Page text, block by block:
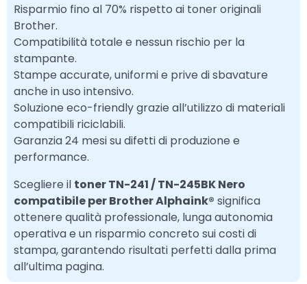
Risparmio fino al 70% rispetto ai toner originali
Brother.
Compatibilità totale e nessun rischio per la
stampante.
Stampe accurate, uniformi e prive di sbavature
anche in uso intensivo.
Soluzione eco-friendly grazie all’utilizzo di materiali
compatibili riciclabili.
Garanzia 24 mesi su difetti di produzione e
performance.
Scegliere il toner TN-241 / TN-245BK Nero
compatibile per Brother Alphaink® significa
ottenere qualità professionale, lunga autonomia
operativa e un risparmio concreto sui costi di
stampa, garantendo risultati perfetti dalla prima
all’ultima pagina.